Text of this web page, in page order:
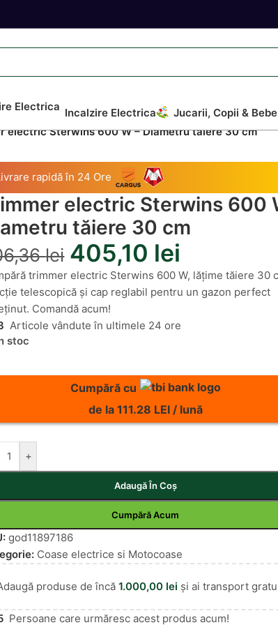
Incalzire Electrica
Jucarii, Copii & Bebe
electric Sterwins 600 W – Diametru tăiere 30 cm
rapidă în 24 Ore
electric Sterwins 600
tăiere 30 cm
lei 405,10 lei
trimmer electric Sterwins 600 W, lățime tăiere 30
telescopică și cap reglabil pentru un gazon perfect
Comandă acum!
Articole vândute în ultimele 24 ore
stoc
Cumpără cu
de la 111.28 LEI / lună
+
Adaugă În Coș
Cumpără Acum
god11897186
Coase electrice si Motocoase
produse de încă1.000,00 lei și ai transport
Persoane care urmăresc acest produs acum!